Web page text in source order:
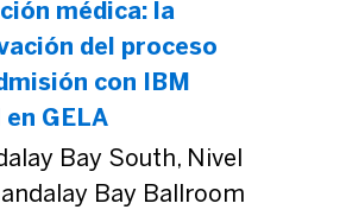
médica: la
del proceso
con IBM
en GELA
Bay South, Nivel
Bay Ballroom